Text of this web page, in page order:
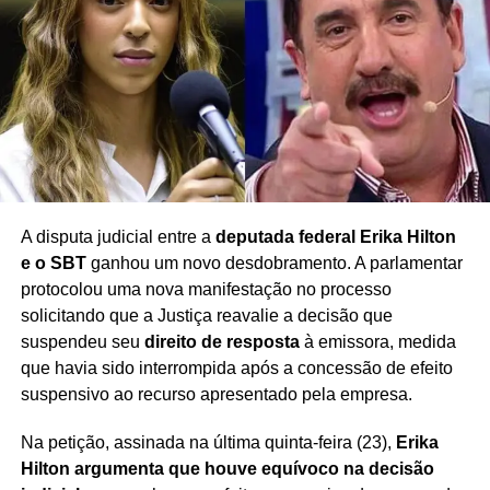
comprovação, especialmente quando envolvem
acusações graves capazes de afetar a credibilidade
profissional e pessoal.
O caso deverá seguir a tramitação judicial, ocasião em
que as partes poderão apresentar suas manifestações e
provas.
Redação Saiba+
A disputa judicial entre a deputada federal Erika Hilton
e o SBTganhou um novo desdobramento. A parlamentar
protocolou uma nova manifestação no processo
solicitando que a Justiça reavalie a decisão que
suspendeu seu direito de respostaà emissora, medida
que havia sido interrompida após a concessão de efeito
suspensivo ao recurso apresentado pela empresa.
Na petição, assinada na última quinta-feira (23), Erika
Hilton argumenta que houve equívoco na decisão